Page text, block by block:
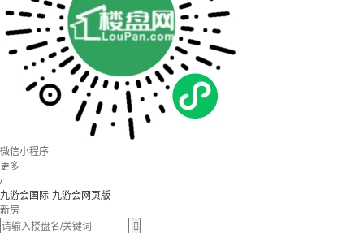
微信小程序
更多
/
九游会国际-九游会网页版
新房
